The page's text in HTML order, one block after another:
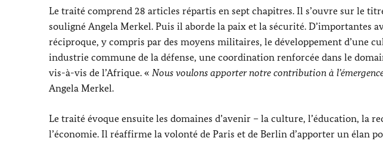
Le traité comprend 28 articles répartis en sept chapitres. Il s’ouvre sur le
souligné Angela Merkel. Puis il aborde la paix et la sécurité. D’importantes
réciproque, y compris par des moyens militaires, le développement d’une
industrie commune de la défense, une coordination renforcée dans le
vis-à-vis de l’Afrique. « Nous voulons apporter notre contribution à
Angela Merkel.
Le traité évoque ensuite les domaines d’avenir – la culture, l’éducation, la
l’économie. Il réaffirme la volonté de Paris et de Berlin d’apporter un élan